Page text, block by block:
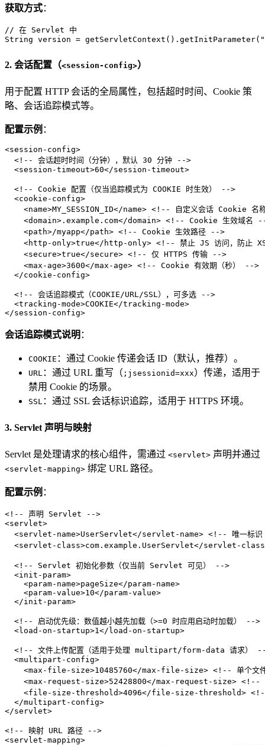
获取方式：
// 在 Servlet 中
String version = getServletContext().getInitParameter(
2. 会话配置（<session-config>）
用于配置 HTTP 会话的全局属性，包括超时时间、Cookie 策
略、会话追踪模式等。
配置示例 ：
<session-config>
<!-- 会话超时时间（分钟），默认 30 分钟 -->
<session-timeout>60</session-timeout>
<!-- Cookie 配置（仅当追踪模式为 COOKIE 时生效） -->
<cookie-config>
<name>MY_SESSION_ID</name> <!-- 自定义会话 Cookie 名
<domain> .example.com</domain> <!-- Cookie 生效域名
<path>/myapp</path> <!-- Cookie 生效路径 -->
<http-only>true</ http-only> <!-- 禁止 JS 访问，防止
<secure>true</secure> <!-- 仅 HTTPS 传输 -->
<max-age>3600</max-age> <!-- Cookie 有效期（秒） -->
</cookie-config>
<!-- 会话追踪模式（COOKIE/URL/SSL），可多选 -->
<tracking-mode>COOKIE</tracking-mode>
</session-config>
会话追踪模式说明 ：
COOKIE ：通过 Cookie 传递会话 ID（默认，推荐）。
URL ：通过 URL 重写（ ;jsessionid=xxx）传递，适用于
禁用 Cookie 的场景。
SSL ：通过 SSL 会话标识追踪，适用于 HTTPS 环境。
3. Servlet 声明与映射
Servlet 是处理请求的核心组件，需通过 <servlet> 声明并通过
<servlet-mapping> 绑定 URL 路径。
配置示例 ：
<!-- 声明 Servlet -->
<servlet>
<servlet-name>UserServlet</servlet-name> <!-- 唯一标
<servlet-class>com.example.UserServlet</servlet-class
<!-- Servlet 初始化参数（仅当前 Servlet 可见） -->
<init-param>
<param-name>pageSize</param-name>
<param-value>10</param-value>
</init-param>
<!-- 启动优先级：数值越小越先加载（>=0 时应用启动时加载） -->
<load-on-startup>1</ load-on-startup>
<!-- 文件上传配置（适用于处理 multipart/form-data 请求）
<multipart-config>
<max-file-size>10485760</max-file-size> <!-- 单个文
<max-request-size>52428800</max-request-size> <!--
<file-size-threshold>4096</file-size-threshold>
</multipart-config>
</servlet>
<!-- 映射 URL 路径 -->
<servlet-mapping>